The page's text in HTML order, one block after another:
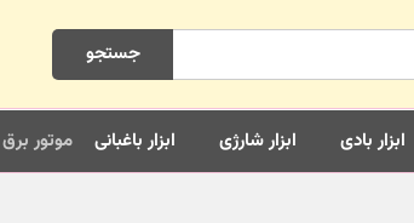
جستجو
ابزار بادی ابزار شارژی ابزار باغبانی موتور برق